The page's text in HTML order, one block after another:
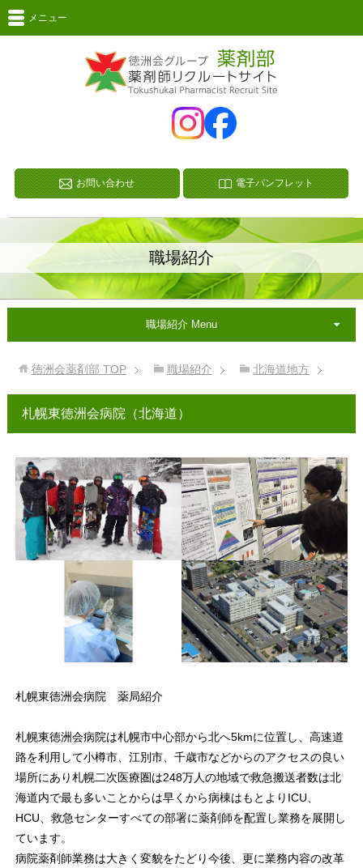
メニュー
お問い合わせ 電子パンフレット
職場紹介
徳洲会薬剤部 TOP 職場紹介 北海道地方
札幌東徳洲会病院（北海道）
札幌東徳洲会病院 薬局紹介
札幌東徳洲会病院は札幌市中心部から北へ5kmに位置し、高速道
路を利用して小樽市、江別市、千歳市などからのアクセスの良い
場所にあり札幌二次医療圏は248万人の地域で救急搬送者数は北
海道内で最も多いことからは早くから病棟はもとよりICU、
HCU、救急センターすべての部署に薬剤師を配置し業務を展開し
ています。
病院薬剤師業務は大きく変貌をたどり今後、更に業務内容の改革
職場紹介 Menu